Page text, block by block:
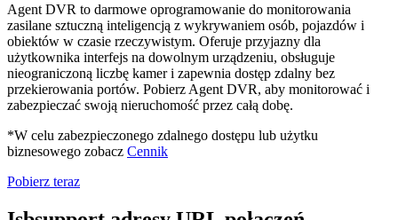
Agent DVR to darmowe oprogramowanie do monitorowania
zasilane sztuczną inteligencją z wykrywaniem osób, pojazdów i
obiektów w czasie rzeczywistym. Oferuje przyjazny dla
użytkownika interfejs na dowolnym urządzeniu, obsługuje
nieograniczoną liczbę kamer i zapewnia dostęp zdalny bez
przekierowania portów. Pobierz Agent DVR, aby monitorować i
zabezpieczać swoją nieruchomość przez całą dobę.
*W celu zabezpieczonego zdalnego dostępu lub użytku
biznesowego zobacz Cennik
Pobierz teraz